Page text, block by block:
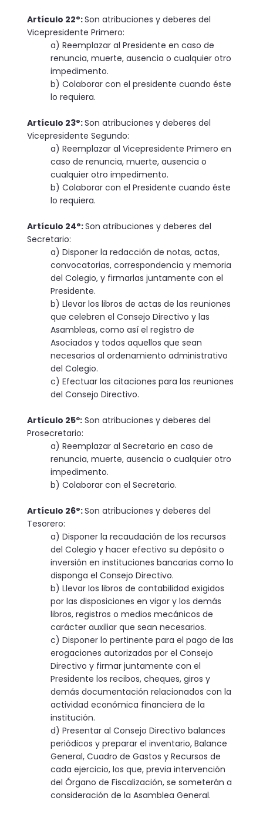
Artículo 22°:Son atribuciones y deberes del
Vicepresidente Primero:
a) Reemplazar al Presidente en caso de
renuncia, muerte, ausencia o cualquier otro
impedimento.
b) Colaborar con el presidente cuando éste
lo requiera.
Artículo 23°:Son atribuciones y deberes del
Vicepresidente Segundo:
a) Reemplazar al Vicepresidente Primero en
caso de renuncia, muerte, ausencia o
cualquier otro impedimento.
b) Colaborar con el Presidente cuando éste
lo requiera.
Artículo 24°:Son atribuciones y deberes del
Secretario:
a) Disponer la redacción de notas, actas,
convocatorias, correspondencia y memoria
del Colegio, y firmarlas juntamente con el
Presidente.
b) Llevar los libros de actas de las reuniones
que celebren el Consejo Directivo y las
Asambleas, como así el registro de
Asociados y todos aquellos que sean
necesarios al ordenamiento administrativo
del Colegio.
c) Efectuar las citaciones para las reuniones
del Consejo Directivo.
Artículo 25º:Son atribuciones y deberes del
Prosecretario:
a) Reemplazar al Secretario en caso de
renuncia, muerte, ausencia o cualquier otro
impedimento.
b) Colaborar con el Secretario.
Artículo 26°:Son atribuciones y deberes del
Tesorero:
a) Disponer la recaudación de los recursos
del Colegio y hacer efectivo su depósito o
inversión en instituciones bancarias como lo
disponga el Consejo Directivo.
b) Llevar los libros de contabilidad exigidos
por las disposiciones en vigor y los demás
libros, registros o medios mecánicos de
carácter auxiliar que sean necesarios.
c) Disponer lo pertinente para el pago de las
erogaciones autori­zadas por el Consejo
Directivo y firmar juntamente con el
Presidente los recibos, cheques, giros y
demás documentación relacionados con la
actividad económica financiera de la
institución.
d) Presentar al Consejo Directivo balances
periódicos y preparar el inventario, Balance
General, Cuadro de Gastos y Recursos de
cada ejercicio, los que, previa intervención
del Órgano de Fiscalización, se someterán a
consideración de la Asamblea General.